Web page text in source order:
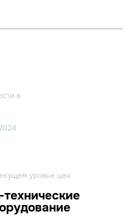
в
уровне цен